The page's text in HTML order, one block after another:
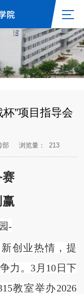
”项目指导会
部 浏览量： 213
赛
赢
-
创业热情，提
力。3月10日下
教室举办2026